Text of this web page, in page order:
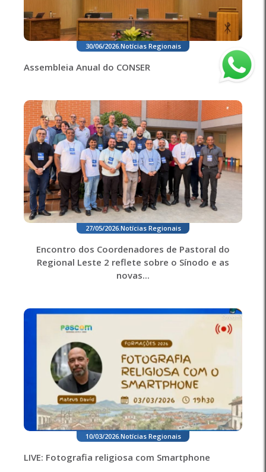
30/06/2026. Notícias Regionais
Assembleia Anual do CONSER
27/05/2026. Notícias Regionais
Encontro dos Coordenadores de Pastoral do
Regional Leste 2 reflete sobre o Sínodo e as
novas...
10/03/2026. Notícias Regionais
LIVE: Fotografia religiosa com Smartphone